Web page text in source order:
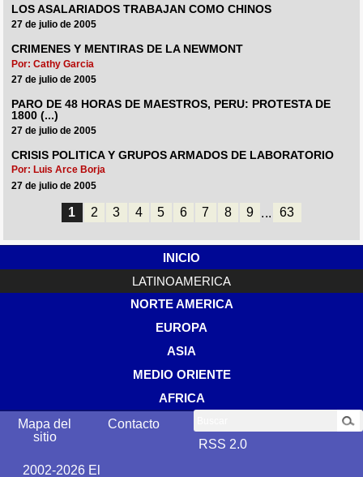
LOS ASALARIADOS TRABAJAN COMO CHINOS
27 de julio de 2005
CRIMENES Y MENTIRAS DE LA NEWMONT
Por: Cathy Garcia
27 de julio de 2005
PARO DE 48 HORAS DE MAESTROS, PERU: PROTESTA DE
1800 (...)
27 de julio de 2005
CRISIS POLITICA Y GRUPOS ARMADOS DE LABORATORIO
Por: Luis Arce Borja
27 de julio de 2005
1 2 3 4 5 6 7 8 9 ... 63
INICIO
LATINOAMERICA
NORTE AMERICA
EUROPA
ASIA
MEDIO ORIENTE
AFRICA
Mapa del
sitio
Contacto
RSS 2.0
2002-2026 El